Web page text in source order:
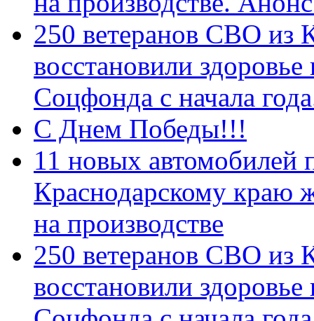
250 ветеранов СВО из
восстановили
Соцфонда с начала
С Днем Победы!!!
11 новых автомобилей
Краснодарскому краю
на производстве
250 ветеранов СВО из
восстановили